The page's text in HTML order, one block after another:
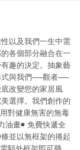
以及我們一生中需
各個部分融合在一
趣的決定。抽象藝
式與我們──觀者──
改變您的家居風
選擇。我們創作的
對健康無害的無毒
油畫◾️ 免費快遞全
並以無框架的捲起